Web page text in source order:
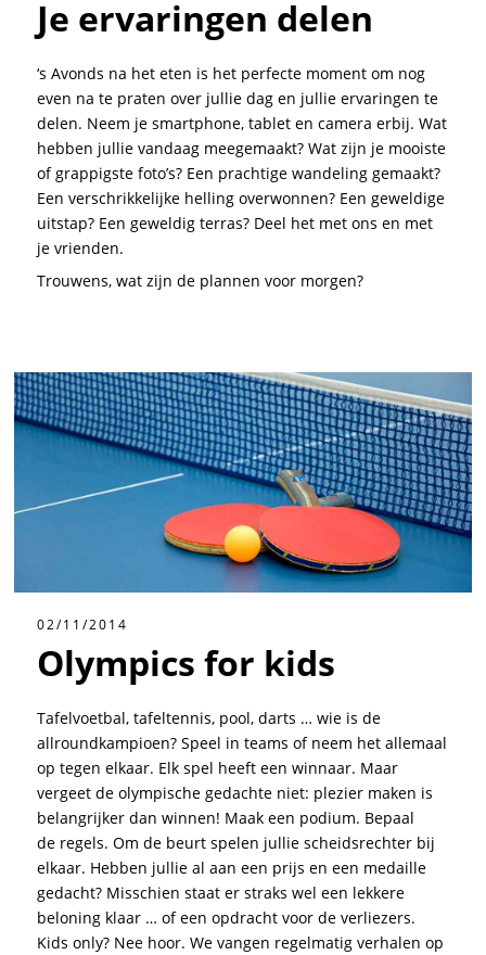
Je ervaringen delen
‘s Avonds na het eten is het perfecte moment om nog
even na te praten over jullie dag en jullie ervaringen te
delen. Neem je smartphone, tablet en camera erbij. Wat
hebben jullie vandaag meegemaakt? Wat zijn je mooiste
of grappigste foto’s? Een prachtige wandeling gemaakt?
Een verschrikkelijke helling overwonnen? Een geweldige
uitstap? Een geweldig terras? Deel het met ons en met
je vrienden.
Trouwens, wat zijn de plannen voor morgen?
02/11/2014
Olympics for kids
Tafelvoetbal, tafeltennis, pool, darts … wie is de
allroundkampioen? Speel in teams of neem het allemaal
op tegen elkaar. Elk spel heeft een winnaar. Maar
vergeet de olympische gedachte niet: plezier maken is
belangrijker dan winnen! Maak een podium. Bepaal
de regels. Om de beurt spelen jullie scheidsrechter bij
elkaar. Hebben jullie al aan een prijs en een medaille
gedacht? Misschien staat er straks wel een lekkere
beloning klaar … of een opdracht voor de verliezers.
Kids only? Nee hoor. We vangen regelmatig verhalen op